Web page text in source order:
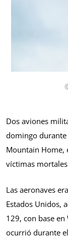
Dos aviones
domingo durante
Mountain Home,
víctimas
Las aeronaves
Estados Unidos,
129, con base
ocurrió durante